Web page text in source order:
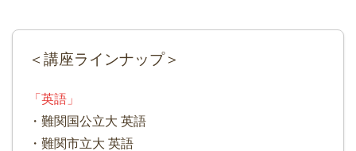
＜講座ラインナップ＞
「英語」
・難関国公立大 英語
・難関市立大 英語